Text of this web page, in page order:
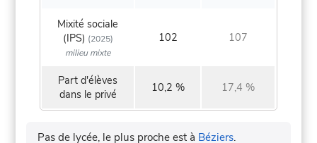
Mixité sociale
(IPS) (2025)
milieu mixte
102 107
Part d'élèves
dans le privé
10,2 % 17,4 %
Pas de lycée, le plus proche est à Béziers.